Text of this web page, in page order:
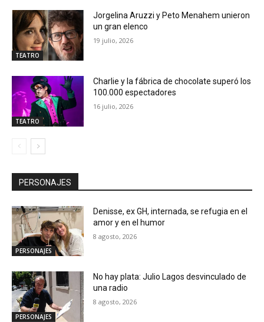
TEATRO
Jorgelina Aruzzi y Peto Menahem unieron
un gran elenco
19 julio, 2026
TEATRO
Charlie y la fábrica de chocolate superó los
100.000 espectadores
16 julio, 2026
PERSONAJES
PERSONAJES
Denisse, ex GH, internada, se refugia en el
amor y en el humor
8 agosto, 2026
PERSONAJES
No hay plata: Julio Lagos desvinculado de
una radio
8 agosto, 2026